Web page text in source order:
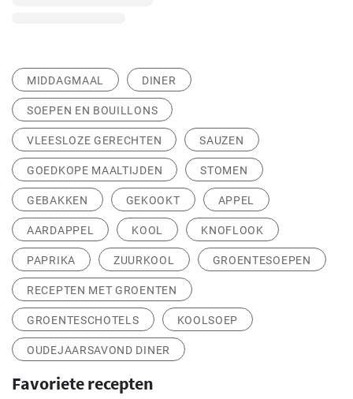
MIDDAGMAAL DINER
SOEPEN EN BOUILLONS
VLEESLOZE GERECHTEN SAUZEN
GOEDKOPE MAALTIJDEN STOMEN
GEBAKKEN GEKOOKT APPEL
AARDAPPEL KOOL KNOFLOOK
PAPRIKA ZUURKOOL GROENTESOEPEN
RECEPTEN MET GROENTEN
GROENTESCHOTELS KOOLSOEP
OUDEJAARSAVOND DINER
Favoriete recepten